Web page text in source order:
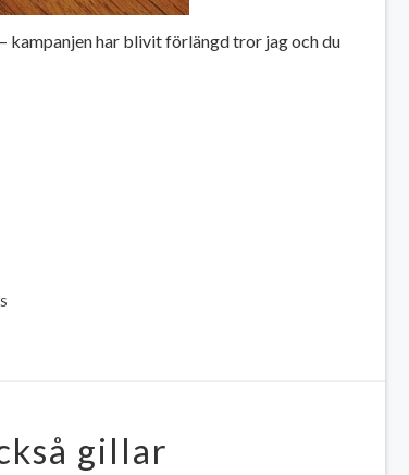
kampanjen har blivit förlängd tror jag och du
gillar